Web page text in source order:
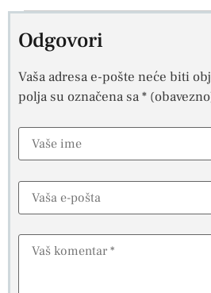
Odgovori
Vaša adresa e-pošte neće biti
polja su označena sa*